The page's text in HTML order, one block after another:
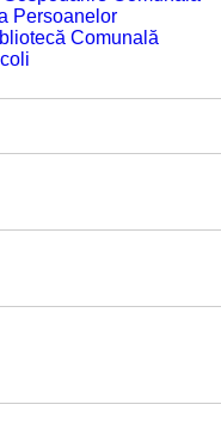
Persoanelor
Comunală